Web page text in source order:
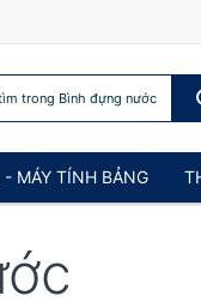
trong Bình đựng nước
MÁY TÍNH BẢNG